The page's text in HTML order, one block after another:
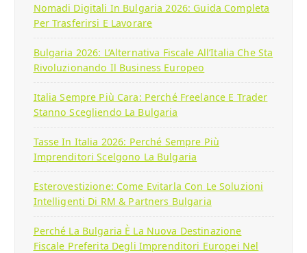
Nomadi Digitali In Bulgaria 2026: Guida Completa
Per Trasferirsi E Lavorare
Bulgaria 2026: L’Alternativa Fiscale All’Italia Che Sta
Rivoluzionando Il Business Europeo
Italia Sempre Più Cara: Perché Freelance E Trader
Stanno Scegliendo La Bulgaria
Tasse In Italia 2026: Perché Sempre Più
Imprenditori Scelgono La Bulgaria
Esterovestizione: Come Evitarla Con Le Soluzioni
Intelligenti Di RM & Partners Bulgaria
Perché La Bulgaria È La Nuova Destinazione
Fiscale Preferita Degli Imprenditori Europei Nel